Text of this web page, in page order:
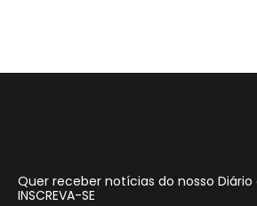
Quer receber notícias do nosso Diário
INSCREVA-SE